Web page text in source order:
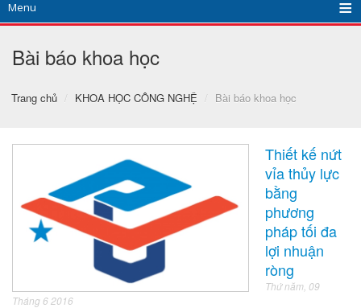
Menu
Bài báo khoa học
Trang chủ / KHOA HỌC CÔNG NGHỆ / Bài báo khoa học
Thiết kế nứt
vỉa thủy lực
bằng
phương
pháp tối đa
lợi nhuận
ròng
Thứ năm, 09
Tháng 6 2016